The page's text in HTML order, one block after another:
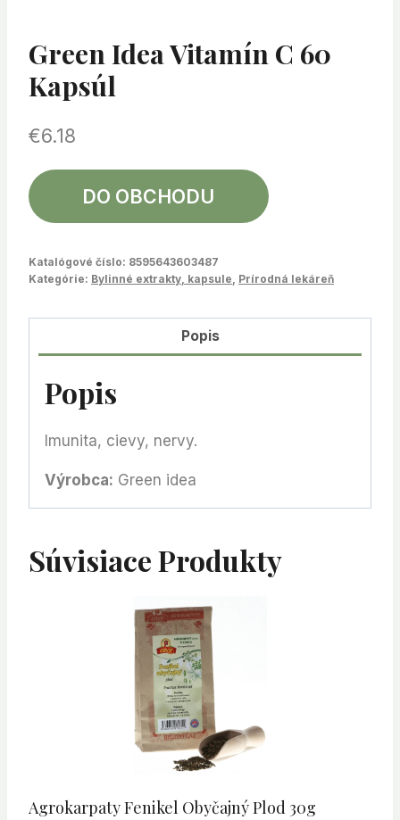
Green Idea Vitamín C 60
Kapsúl
€6.18
DO OBCHODU
Katalógové číslo: 8595643603487
Kategórie: Bylinné extrakty, kapsule, Prírodná lekáreň
Popis
Popis
Imunita, cievy, nervy.
Výrobca: Green idea
Súvisiace Produkty
Agrokarpaty Fenikel Obyčajný Plod 30g